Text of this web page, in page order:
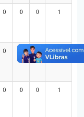
0 0 0 1
0 0 1
0 0 0 1